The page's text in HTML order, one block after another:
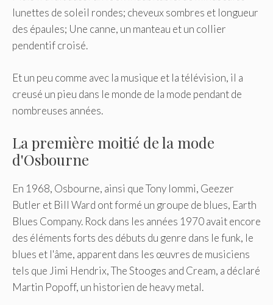
lunettes de soleil rondes; cheveux sombres et longueur
des épaules; Une canne, un manteau et un collier
pendentif croisé.
Et un peu comme avec la musique et la télévision, il a
creusé un pieu dans le monde de la mode pendant de
nombreuses années.
La première moitié de la mode
d'Osbourne
En 1968, Osbourne, ainsi que Tony Iommi, Geezer
Butler et Bill Ward ont formé un groupe de blues, Earth
Blues Company. Rock dans les années 1970 avait encore
des éléments forts des débuts du genre dans le funk, le
blues et l'âme, apparent dans les œuvres de musiciens
tels que Jimi Hendrix, The Stooges and Cream, a déclaré
Martin Popoff, un historien de heavy metal.